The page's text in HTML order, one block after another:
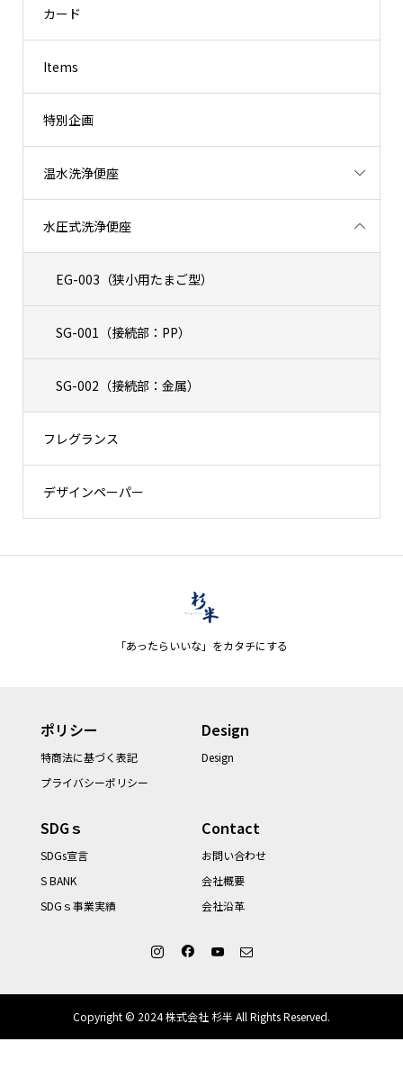
カード
Items
特別企画
温水洗浄便座
水圧式洗浄便座
EG-003（狭小用たまご型）
SG-001（接続部：PP）
SG-002（接続部：金属）
フレグランス
デザインペーパー
「あったらいいな」をカタチにする
ポリシー
特商法に基づく表記
プライバシーポリシー
Design
Design
SDGｓ
SDGs宣言
S BANK
SDGｓ事業実績
Contact
お問い合わせ
会社概要
会社沿革
Copyright © 2024 株式会社 杉半 All Rights Reserved.